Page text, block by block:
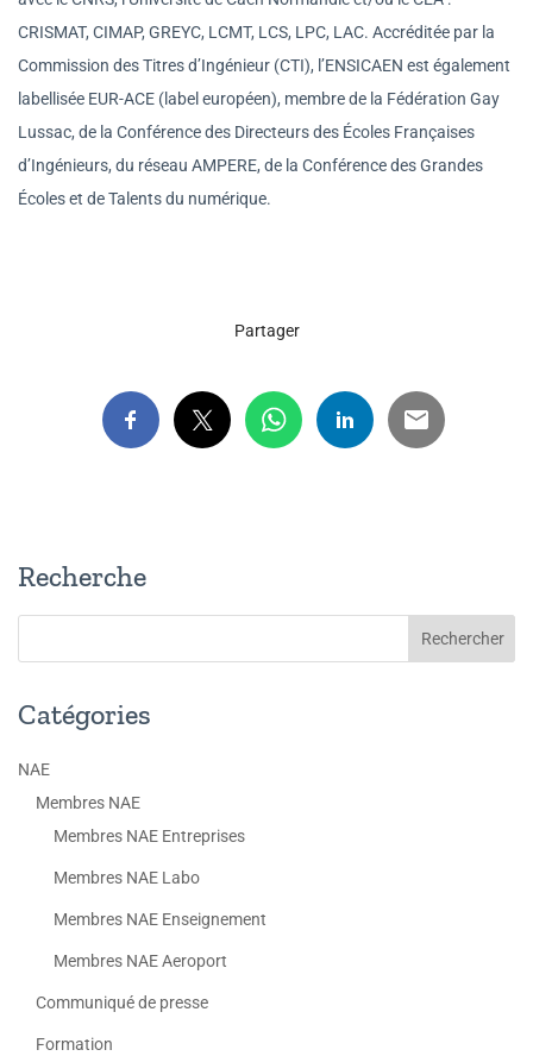
CRISMAT, CIMAP, GREYC, LCMT, LCS, LPC, LAC. Accréditée par la
Commission des Titres d’Ingénieur (CTI), l’ENSICAEN est également
labellisée EUR-ACE (label européen), membre de la Fédération Gay
Lussac, de la Conférence des Directeurs des Écoles Françaises
d’Ingénieurs, du réseau AMPERE, de la Conférence des Grandes
Écoles et de Talents du numérique.
Partager
Recherche
Catégories
NAE
Membres NAE
Membres NAE Entreprises
Membres NAE Labo
Membres NAE Enseignement
Membres NAE Aeroport
Communiqué de presse
Formation